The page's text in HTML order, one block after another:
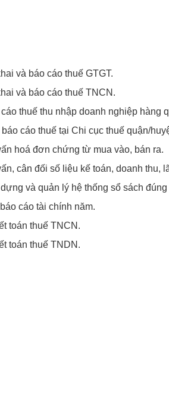
và báo cáo thuế GTGT.
và báo cáo thuế TNCN.
cáo thuế thu nhập doanh nghiệp hàng
báo cáo thuế tại Chi cục thuế quận/
hoá đơn chứng từ mua vào, bán ra.
cân đối số liệu kế toán, doanh thu,
và quản lý hệ thống sổ sách
cáo tài chính năm.
toán thuế TNCN.
toán thuế TNDN.